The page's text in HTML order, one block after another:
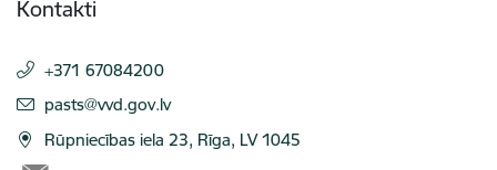
Kontakti
+371 67084200
E-pasts:
pasts@vvd.gov.lv
Rūpniecības iela 23, Rīga, LV 1045